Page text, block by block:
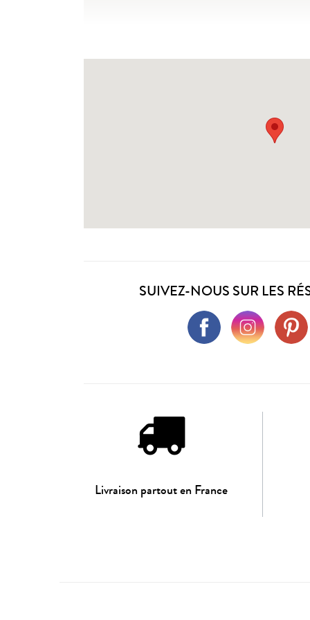
SUIVEZ-NOUS SUR LES
Livraison partout en France